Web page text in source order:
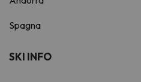
Spagna
SKI INFO